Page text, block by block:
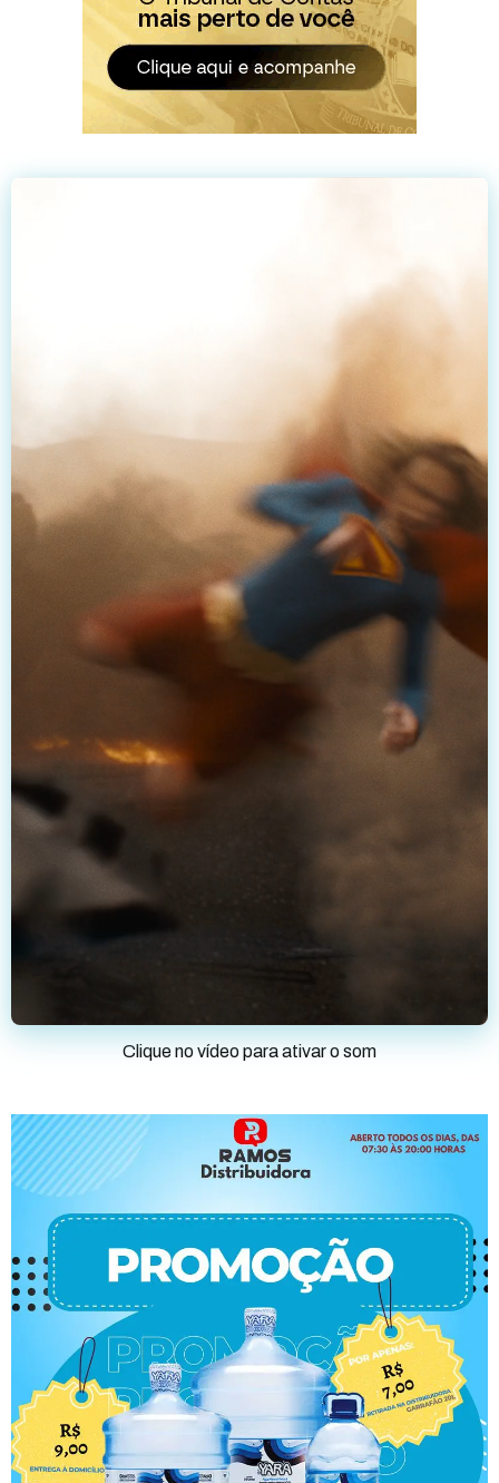
Clique no vídeo para ativar o som